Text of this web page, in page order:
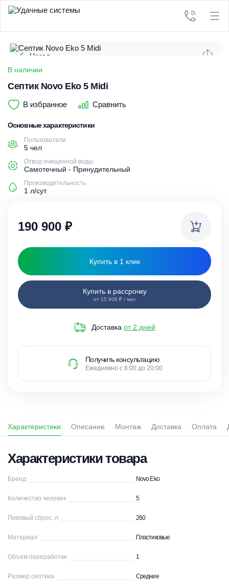
Назад
В наличии
Септик Novo Eko 5 Midi
В избранное Сравнить
Основные характеристики
Пользователи
5 чел
Отвод очищенной воды
Самотечный - Принудительный
Производительность
1 л/сут
190 900 ₽
Купить в 1 клик
Купить в рассрочку
от 15 908 ₽ / мес
Доставка от 2 дней
Получить консультацию
Ежедневно с 8:00 до 20:00
Характеристики Описание Монтаж Доставка Оплата
Характеристики товара
Бренд Novo Eko
Количество человек 5
Пиковый сброс, л 260
Материал Пластиковые
Объем переработки 1
Размер септика Средние